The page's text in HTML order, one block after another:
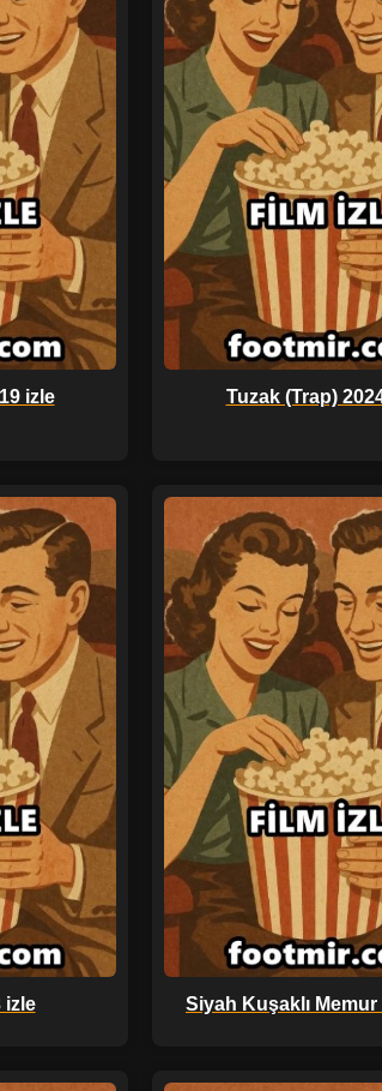
izle Tuzak (Trap)
izle Siyah Kuşaklı Memur